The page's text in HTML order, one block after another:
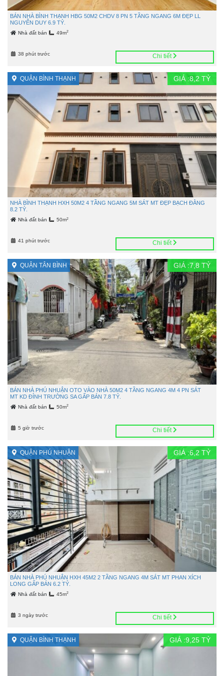
BÁN NHÀ BÌNH THẠNH HBG 50M2 CHDV 8 PN 5 TẦNG NGANG 6M ĐẸP LL
NGUYỄN DUY 6.9 TỶ.
Nhà đất bán 49m2
38 phút trước Chi tiết
QUẬN BÌNH THẠNH GIÁ :8,2 TỶ
NHÀ BÌNH THẠNH HXH 50M2 4 TẦNG NGANG 5M SÁT MT ĐẸP BẠCH ĐẰNG
8.2 TỶ.
Nhà đất bán 50m2
41 phút trước Chi tiết
QUẬN TÂN BÌNH GIÁ :7,8 TỶ
BÁN NHÀ PHÚ NHUẬN OTO VÀO NHÀ 50M2 4 TẦNG NGANG 4M 4 PN SÁT
MT KD ĐỈNH TRƯỜNG SA GẤP BÁN 7.8 TỶ.
Nhà đất bán 50m2
5 giờ trước Chi tiết
QUẬN PHÚ NHUẬN GIÁ :6,2 TỶ
BÁN NHÀ PHÚ NHUẬN HXH 45M2 2 TẦNG NGANG 4M SÁT MT PHAN XÍCH
LONG GẤP BÁN 6.2 TỶ.
Nhà đất bán 45m2
3 ngày trước Chi tiết
QUẬN BÌNH THẠNH GIÁ :9,25 TỶ